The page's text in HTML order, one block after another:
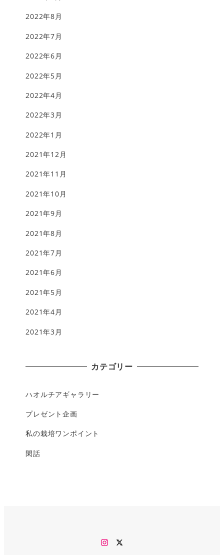
2022年8月
2022年7月
2022年6月
2022年5月
2022年4月
2022年3月
2022年1月
2021年12月
2021年11月
2021年10月
2021年9月
2021年8月
2021年7月
2021年6月
2021年5月
2021年4月
2021年3月
カテゴリー
ハオルチアギャラリー
プレゼント企画
私の栽培ワンポイント
閑話
Instagram